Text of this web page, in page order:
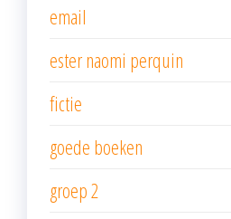
email
ester naomi perquin
fictie
goede boeken
groep 2